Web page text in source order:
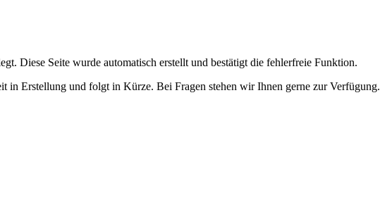
Diese Seite wurde automatisch erstellt und bestätigt die fehlerfreie Funktion.
in Erstellung und folgt in Kürze. Bei Fragen stehen wir Ihnen gerne zur Verfügung.